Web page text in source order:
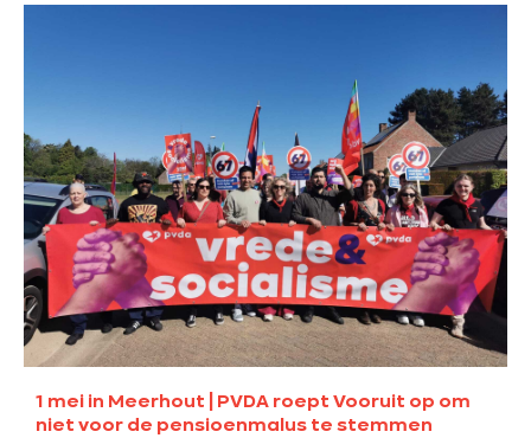
1 mei in Meerhout | PVDA roept Vooruit op om
niet voor de pensioenmalus te stemmen